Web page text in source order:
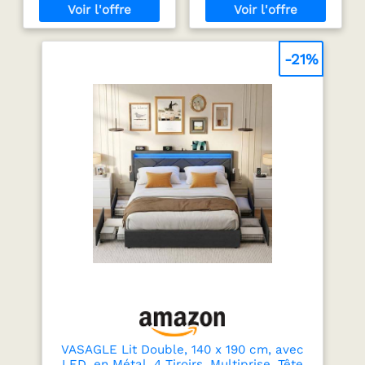
23 cm chacun Sommier
20 lattes inclus, pour un
bois Dimensions du cadre
de lit : L. 195 x l. 145 x H.
30 cm
supérieures et latérales !
2 grands rangements
- Dimensions : 95 x 72.5 x
23 cm chacun Structure
fonctionnelle pour une
chambre toujours
globales : L.213 x l.145 x
H.105 CM - Cadre de lit :
H.30 cm - Tête de lit :
H.105 cm
VASAGLE Lit Double, 140 x 190 cm, avec
-21%